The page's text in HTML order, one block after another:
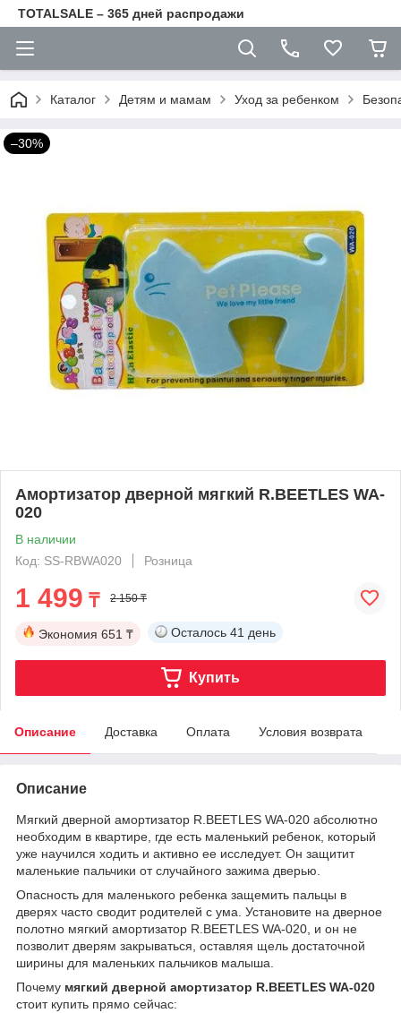
TOTALSALE – 365 дней распродажи
Каталог Детям и мамам Уход за ребенком
–30%
Амортизатор дверной мягкий R.BEETLES WA-
020
В наличии
Код: SS-RBWA020
Розница
1 499 ₸ 2 150 ₸
Экономия 651 ₸ Осталось 41 день
Купить
Описание Доставка Оплата Условия возврата
Описание
Мягкий дверной амортизатор R.BEETLES WA-020 абсолютно
необходим в квартире, где есть маленький ребенок, который
уже научился ходить и активно ее исследует. Он защитит
маленькие пальчики от случайного зажима дверью.
Опасность для маленького ребенка защемить пальцы в
дверях часто сводит родителей с ума. Установите на дверное
полотно мягкий амортизатор R.BEETLES WA-020, и он не
позволит дверям закрываться, оставляя щель достаточной
ширины для маленьких пальчиков малыша.
Почему мягкий дверной амортизатор R.BEETLES WA-020
стоит купить прямо сейчас: